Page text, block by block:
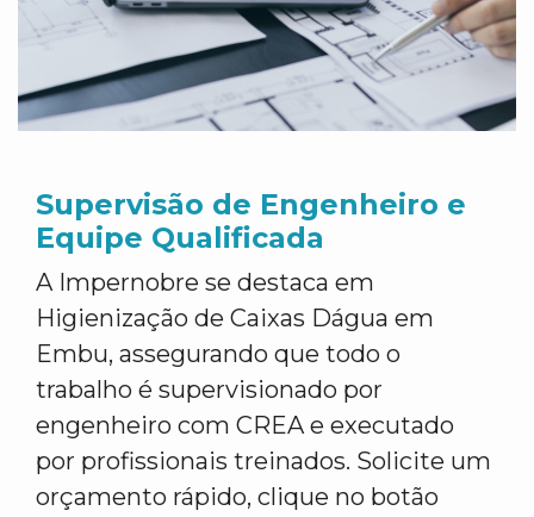
Supervisão de Engenheiro e
Equipe Qualificada
A Impernobre se destaca em
Higienização de Caixas Dágua em
Embu, assegurando que todo o
trabalho é supervisionado por
engenheiro com CREA e executado
por profissionais treinados. Solicite um
orçamento rápido, clique no botão